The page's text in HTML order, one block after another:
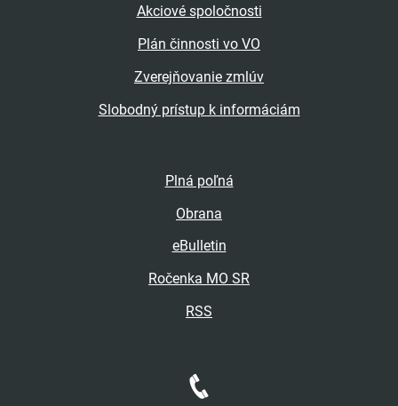
Akciové spoločnosti
Plán činnosti vo VO
Zverejňovanie zmlúv
Slobodný prístup k informáciám
Plná poľná
Obrana
eBulletin
Ročenka MO SR
RSS